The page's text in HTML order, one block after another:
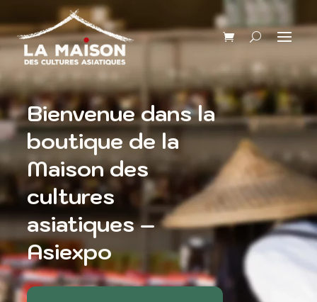
Bienvenue dans la
boutique de la
Maison des
cultures
asiatiques –
Asiexpo